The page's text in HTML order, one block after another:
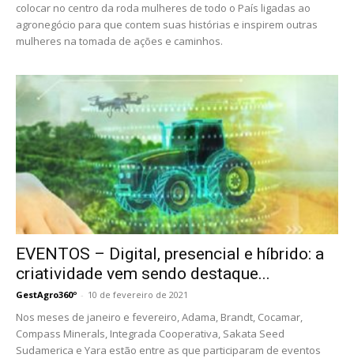
colocar no centro da roda mulheres de todo o País ligadas ao
agronegócio para que contem suas histórias e inspirem outras
mulheres na tomada de ações e caminhos.
EVENTOS – Digital, presencial e híbrido: a
criatividade vem sendo destaque...
GestAgro360º - 10 de fevereiro de 2021
Nos meses de janeiro e fevereiro, Adama, Brandt, Cocamar,
Compass Minerals, Integrada Cooperativa, Sakata Seed
Sudamerica e Yara estão entre as que participaram de eventos